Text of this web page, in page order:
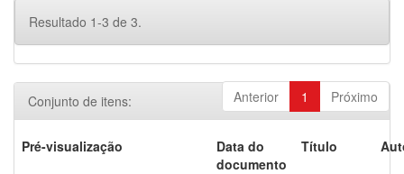
Resultado 1-3 de 3.
Anterior 1 Próximo
Conjunto de itens:
Pré-visualização
Data do
documento
Título